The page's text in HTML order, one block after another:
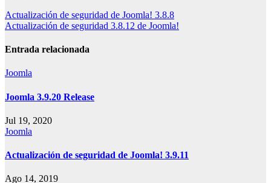
Navegación
de
entradas
Actualización de seguridad de Joomla! 3.8.8
Actualización de seguridad 3.8.12 de Joomla!
Entrada relacionada
Joomla
Joomla 3.9.20 Release
Jul 19, 2020
Joomla
Actualización de seguridad de Joomla! 3.9.11
Ago 14, 2019